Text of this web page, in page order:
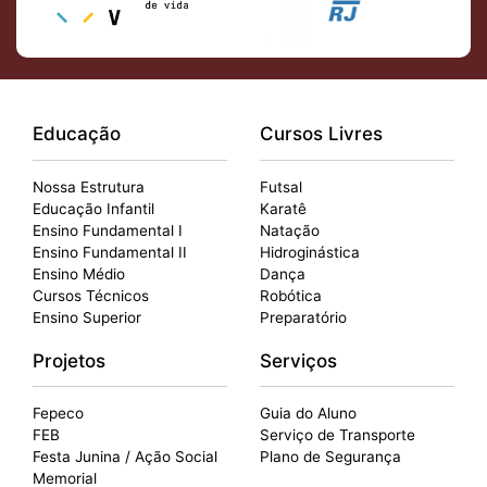
Educação
Nossa Estrutura
Educação Infantil
Ensino Fundamental I
Ensino Fundamental II
Ensino Médio
Cursos Técnicos
Ensino Superior
Cursos Livres
Futsal
Karatê
Natação
Hidroginástica
Dança
Robótica
Preparatório
Projetos
Fepeco
FEB
Festa Junina / Ação Social
Memorial
Serviços
Guia do Aluno
Serviço de Transporte
Plano de Segurança